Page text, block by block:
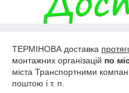
ТЕРМІНОВА доставка
монтажних організацій по
міста Транспортними
поштою і т. п.